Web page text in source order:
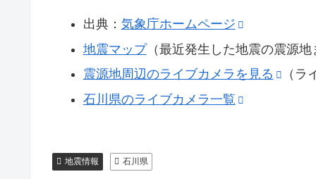
出典： 気象庁ホームページ
地震マップ（最近発生した地震の震源地
震源地周辺のライブカメラを見る
（ラ
石川県のライブカメラ一覧
地震情報 石川県